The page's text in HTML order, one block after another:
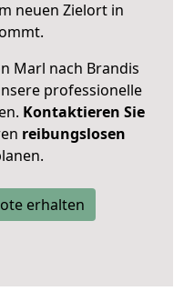
neuen Zielort in
Marl nach Brandis
professionelle
Kontaktieren Sie
reibungslosen
erhalten